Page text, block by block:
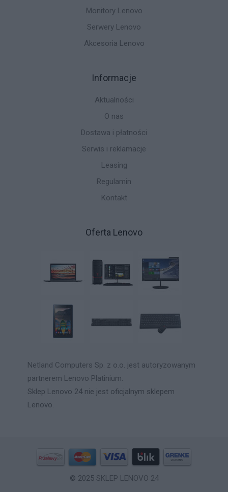
Monitory Lenovo
Serwery Lenovo
Akcesoria Lenovo
Informacje
Aktualności
O nas
Dostawa i płatności
Serwis i reklamacje
Leasing
Regulamin
Kontakt
Oferta Lenovo
Netland Computers Sp. z o.o. jest autoryzowanym
partnerem Lenovo Platinium.
Sklep Lenovo 24 nie jest oficjalnym sklepem
Lenovo.
© 2025 SKLEP LENOVO 24